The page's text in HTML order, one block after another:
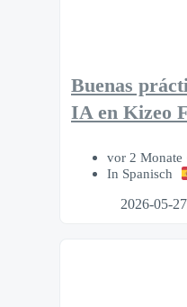
Buenas
IA en Kizeo
vor 2 Monate
In Spanisch
2026-05-